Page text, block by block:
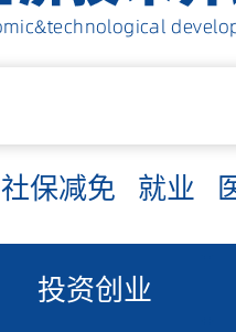
社保减免 就业
投资创业